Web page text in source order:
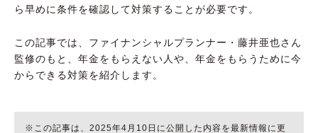
ら早めに条件を確認して対策することが必要です。
この記事では、ファイナンシャルプランナー・藤井亜也さん
監修のもと、年金をもらえない人や、年金をもらうために今
からできる対策を紹介します。
※この記事は、2025年4月10日に公開した内容を最新情報に更